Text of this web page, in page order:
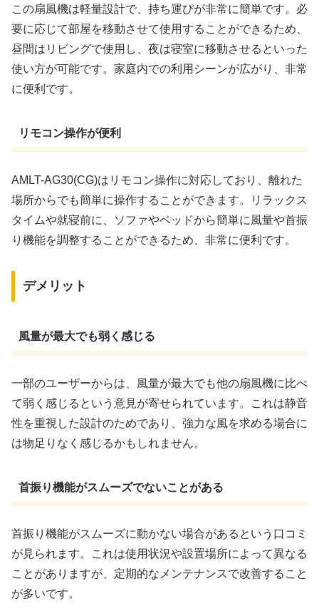
この扇風機は軽量設計で、持ち運びが非常に簡単です。必
要に応じて部屋を移動させて使用することができるため、
昼間はリビングで使用し、夜は寝室に移動させるといった
使い方が可能です。家庭内での利用シーンが広がり、非常
に便利です。
リモコン操作が便利
AMLT-AG30(CG)はリモコン操作に対応しており、離れた
場所からでも簡単に操作することができます。リラックス
タイムや就寝前に、ソファやベッドから簡単に風量や首振
り機能を調整することができるため、非常に便利です。
デメリット
風量が最大でも弱く感じる
一部のユーザーからは、風量が最大でも他の扇風機に比べ
て弱く感じるという意見が寄せられています。これは静音
性を重視した設計のためであり、強力な風を求める場合に
は物足りなく感じるかもしれません。
首振り機能がスムーズでないことがある
首振り機能がスムーズに動かない場合があるという口コミ
が見られます。これは使用状況や設置場所によって異なる
ことがありますが、定期的なメンテナンスで改善すること
が多いです。